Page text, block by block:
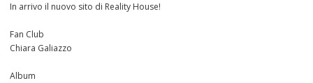
In arrivo il nuovo sito di Reality House!
Fan Club
Chiara Galiazzo
Album